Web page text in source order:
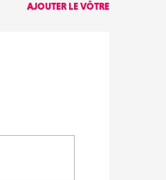
AJOUTER LE VÔTRE